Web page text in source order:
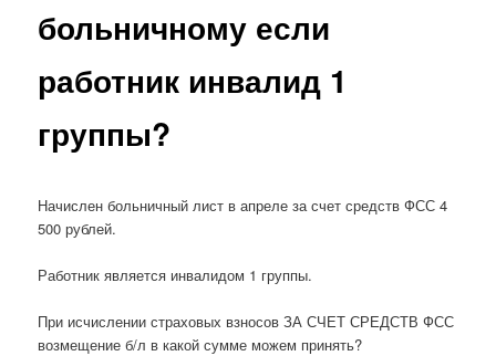
больничному если
работник инвалид 1
группы?
Начислен больничный лист в апреле за счет средств ФСС 4
500 рублей.
Работник является инвалидом 1 группы.
При исчислении страховых взносов ЗА СЧЕТ СРЕДСТВ ФСС
возмещение б/л в какой сумме можем принять?